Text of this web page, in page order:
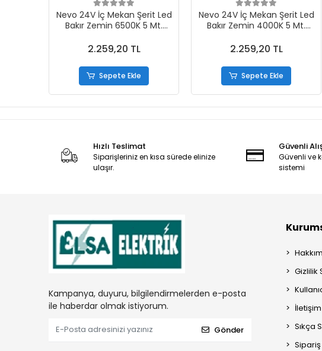
Nevo 24V İç Mekan Şerit Led
Bakır Zemin 6500K 5 Mt.
2.259,20 TL
Sepete Ekle
Nevo 24V İç Mekan Şerit Led
Bakır Zemin 4000K 5 Mt.
2.259,20 TL
Sepete Ekle
Hızlı Teslimat
Siparişleriniz en kısa sürede elinize
ulaşır.
Güvenli
Güvenli ve
sistemi
Kampanya, duyuru, bilgilendirmelerden e-posta
ile haberdar olmak istiyorum.
Gönder
Gizlilik
İletişim
Sıkça